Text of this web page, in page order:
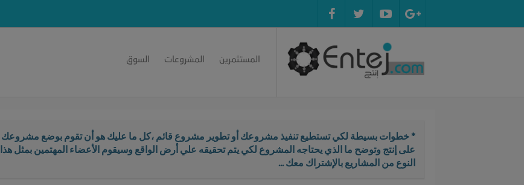
المستثمرين المشروعات السوق
* خطوات بسيطة لكي تستطيع تنفيذ مشروعك أو تطوير مشروع قائم ،كل ما عليك هو أن تقوم بوضع مشروعك
على إنتج وتوضح ما الذي يحتاجه المشروع لكي يتم تحقيقه علي أرض الواقع وسيقوم الأعضاء المهتمين بمثل هذا
النوع من المشاريع بالإشتراك معك ...